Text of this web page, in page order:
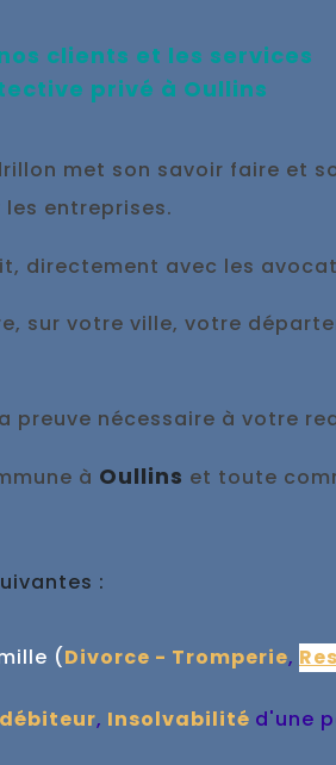
clients et les services
privé à Oullins
met son savoir faire et
entreprises.
directement avec les
sur votre ville, votre
preuve nécessaire à votre
à Oullins et toute
:
(Divorce - Tromperie,
, Insolvabilité d'une